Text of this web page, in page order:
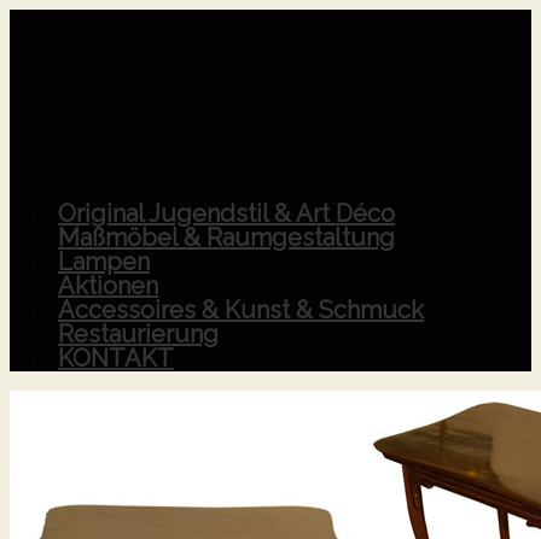
Original Jugendstil & Art Déco
Maßmöbel & Raumgestaltung
Lampen
Aktionen
Accessoires & Kunst & Schmuck
Restaurierung
KONTAKT